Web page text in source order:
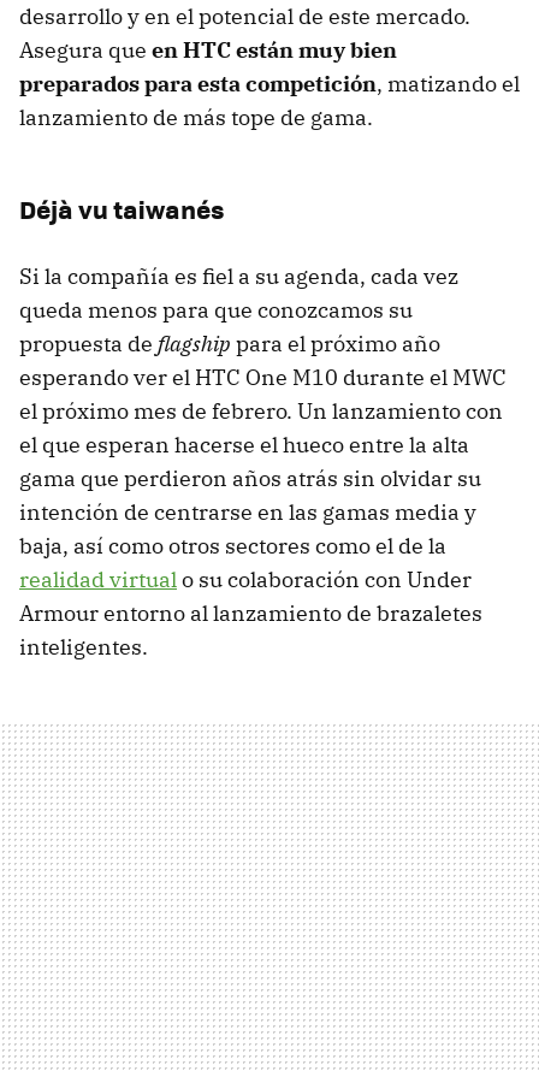
desarrollo y en el potencial de este mercado.
Asegura que en HTC están muy bien
preparados para esta competición, matizando el
lanzamiento de más tope de gama.
Déjà vu taiwanés
Si la compañía es fiel a su agenda, cada vez
queda menos para que conozcamos su
propuesta de flagship para el próximo año
esperando ver el HTC One M10 durante el MWC
el próximo mes de febrero. Un lanzamiento con
el que esperan hacerse el hueco entre la alta
gama que perdieron años atrás sin olvidar su
intención de centrarse en las gamas media y
baja, así como otros sectores como el de la
realidad virtualo su colaboración con Under
Armour entorno al lanzamiento de brazaletes
inteligentes.